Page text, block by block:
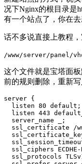
况下Nginx的根目录是
有一个站点了，你在
话不多说直接上教程
/www/server/panel/
这个文件就是宝塔面
前的规则删除，重新写
server {
  listen 80 default;
listen 443
  server_name _;
ssl_certificate /
ssl_ciphers
ssl_protocols